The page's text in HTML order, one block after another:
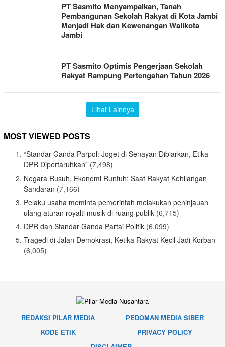
PT Sasmito Menyampaikan, Tanah
Pembangunan Sekolah Rakyat di Kota Jambi
Menjadi Hak dan Kewenangan Walikota
Jambi
PT Sasmito Optimis Pengerjaan Sekolah
Rakyat Rampung Pertengahan Tahun 2026
Lihat Lainnya
MOST VIEWED POSTS
“Standar Ganda Parpol: Joget di Senayan Dibiarkan, Etika
DPR Dipertaruhkan” (7,498)
Negara Rusuh, Ekonomi Runtuh: Saat Rakyat Kehilangan
Sandaran (7,166)
Pelaku usaha meminta pemerintah melakukan peninjauan
ulang aturan royalti musik di ruang publik (6,715)
DPR dan Standar Ganda Partai Politik (6,099)
Tragedi di Jalan Demokrasi, Ketika Rakyat Kecil Jadi Korban
(6,005)
REDAKSI PILAR MEDIA
PEDOMAN MEDIA SIBER
KODE ETIK
PRIVACY POLICY